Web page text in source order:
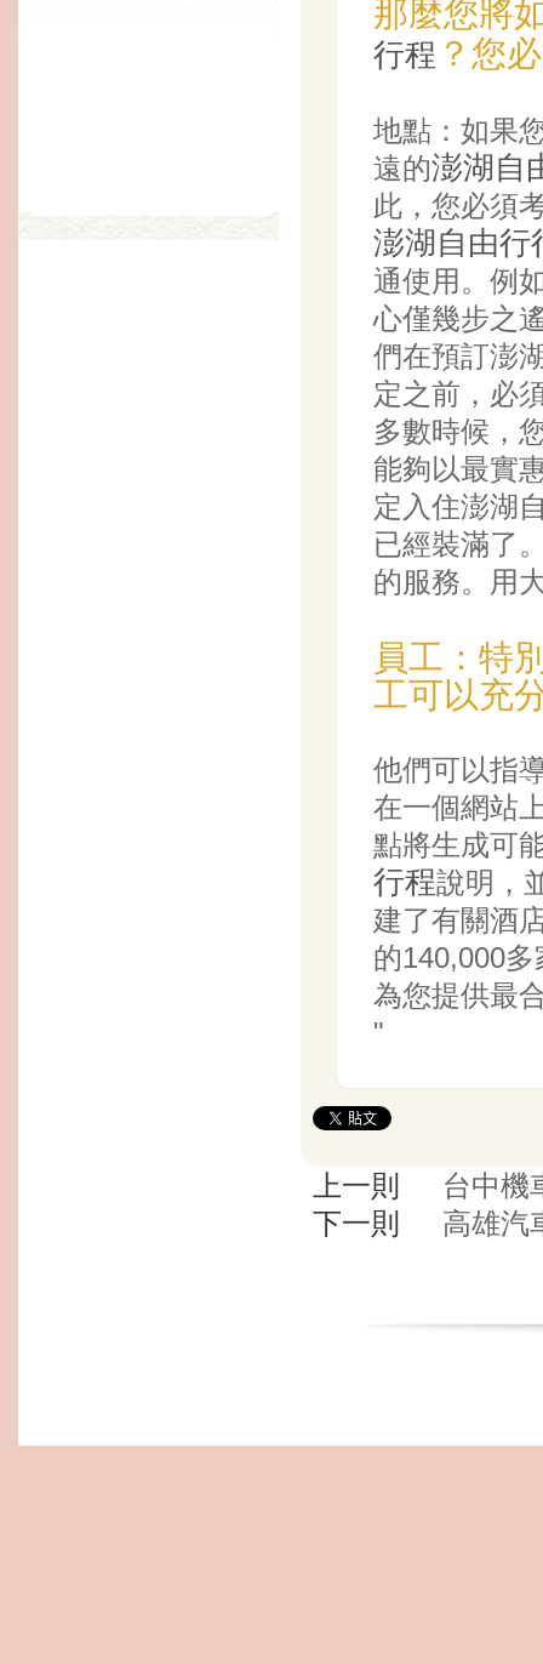
那麼您將
行程 ？您
地點：如果
遠的澎湖自
此，您必須
澎湖自由行
通使用。例
心僅幾步之
們在預訂澎
定之前，必
多數時候，
能夠以最實
定入住澎湖
已經裝滿了
的服務。用
員工：特
工可以充
他們可以指
在一個網站
點將生成可
行程說明，
建了有關酒
的140,000
為您提供最
"
上一則
台中機
下一則
高雄汽